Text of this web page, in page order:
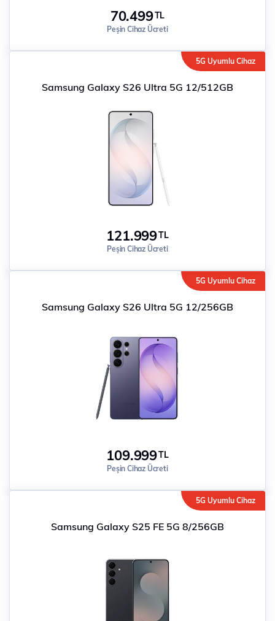
70.499TL
Peşin Cihaz Ücreti
5G Uyumlu Cihaz
Samsung Galaxy S26 Ultra 5G 12/512GB
121.999TL
Peşin Cihaz Ücreti
5G Uyumlu Cihaz
Samsung Galaxy S26 Ultra 5G 12/256GB
109.999TL
Peşin Cihaz Ücreti
5G Uyumlu Cihaz
Samsung Galaxy S25 FE 5G 8/256GB